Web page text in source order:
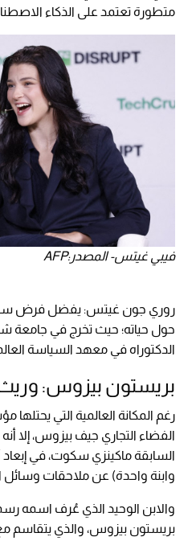
متطورة تعتمد على الذكاء
فيبي غيتس- المصدر:AFP
روري جون غيتس: يفضل فرض
حول حياته؛ حيث تخرج في جامعة
الدكتوراه في معهد السياسة
بريستون بيزوس:
رغم المكانة العالمية التي
الفضاء التجاري جيف بيزوس، إلا
السابقة ماكينزي سكوت، في إبعاد
وابنة واحدة) عن ملاحقات وسائل
والابن الوحيد الذي عُرف اسمه
بريستون بيزوس، والذي يتقاسم